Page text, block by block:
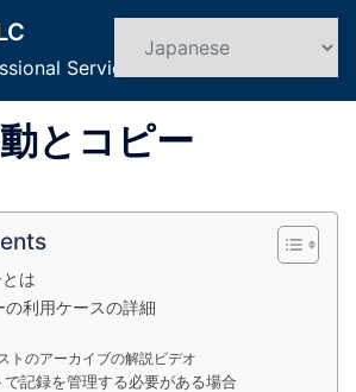
Service
ト
グ
ー
とコピー
は
利用ケースの詳細
トのアーカイブの解説ビデオ
記録を管理する必要がある場合